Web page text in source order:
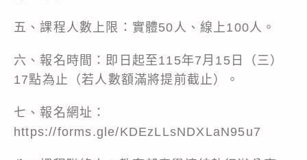
五、課程人數上限：實體50人、線上100人。
六、報名時間：即日起至115年7月15日（三）
17點為止（若人數額滿將提前截止）。
七、報名網址：
https://forms.gle/KDEzLLsNDXLaN95u7